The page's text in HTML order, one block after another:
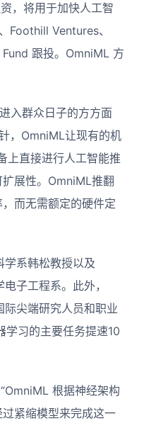
，将用于加快人工智
Foothill Ventures、
跟投。OmniML 方
入群众日子的方方面
，OmniML让现有的机
上直接进行人工智能推
展性。OmniML推翻
而无需额定的硬件定
系韩松教授以及
子工程系。此外，
尖端研究人员和职业
习的主要任务提速10
根据神经架构
紧缩模型来完成这一